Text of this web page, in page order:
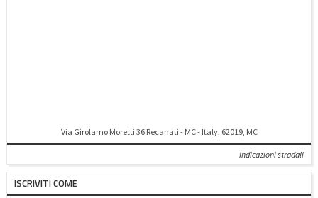
Via Girolamo Moretti 36 Recanati - MC - Italy, 62019, MC
Indicazioni stradali
ISCRIVITI COME